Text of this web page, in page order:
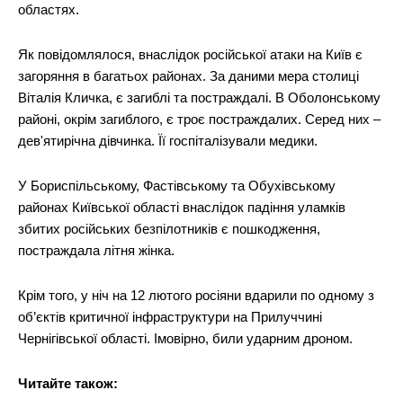
областях.
Як повідомлялося, внаслідок російської атаки на Київ є
загоряння в багатьох районах. За даними мера столиці
Віталія Кличка, є загиблі та постраждалі. В Оболонському
районі, окрім загиблого, є троє постраждалих. Серед них –
дев'ятирічна дівчинка. Її госпіталізували медики.
У Бориспільському, Фастівському та Обухівському
районах Київської області внаслідок падіння уламків
збитих російських безпілотників є пошкодження,
постраждала літня жінка.
Крім того, у ніч на 12 лютого росіяни вдарили по одному з
об’єктів критичної інфраструктури на Прилуччині
Чернігівської області. Імовірно, били ударним дроном.
Читайте також: